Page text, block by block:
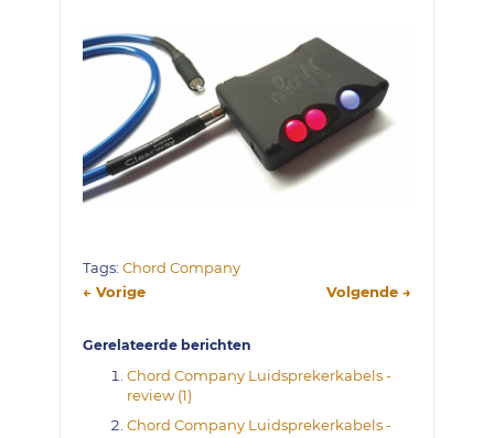
Tags: Chord Company
← Vorige
Volgende →
Gerelateerde berichten
Chord Company Luidsprekerkabels -
review (1)
Chord Company Luidsprekerkabels -